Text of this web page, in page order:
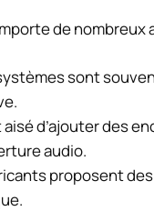
de nombreux
sont
aisé d’ajouter des
audio.
proposent